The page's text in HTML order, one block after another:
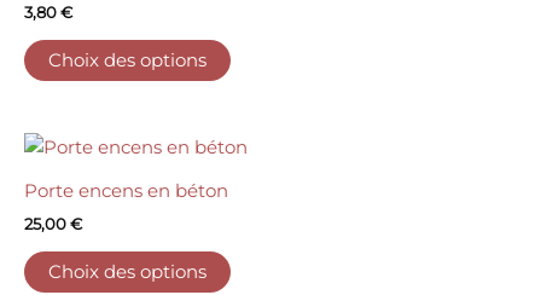
3,80€
Choix des options
Porte encens en béton
25,00€
Choix des options